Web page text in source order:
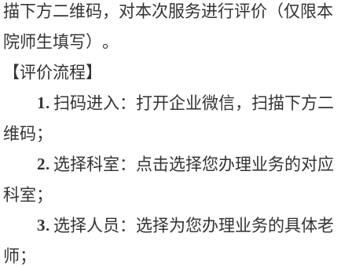
描下方二维码，对本次服务进行评价（仅限本
院师生填写）。
【评价流程】
1. 扫码进入 ： 打开企业微信，扫描下方二
维码；
2. 选择科室：点击选择您办理业务的对应
科室；
3. 选择人员 ：选择为您办理业务的具体老
师；